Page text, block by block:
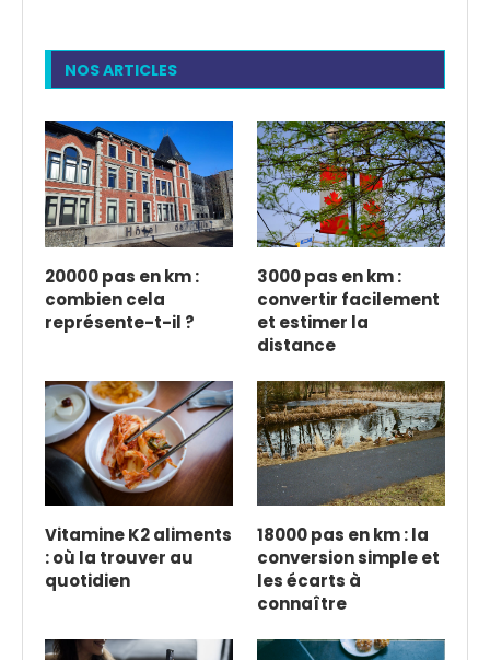
NOS ARTICLES
20000 pas en km :
combien cela
représente-t-il ?
3000 pas en km :
convertir facilement
et estimer la
distance
Vitamine K2 aliments
: où la trouver au
quotidien
18000 pas en km : la
conversion simple et
les écarts à
connaître